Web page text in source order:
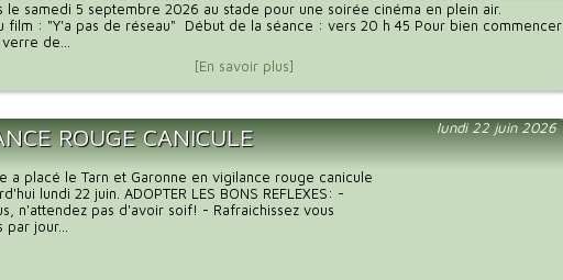
le samedi 5 septembre 2026 au stade pour une soirée cinéma en plein air.
film : "Y'a pas de réseau" Début de la séance : vers 20 h 45 Pour bien commencer
verre de...
[En savoir plus]
lundi 22 juin 2026
ROUGE CANICULE
a placé le Tarn et Garonne en vigilance rouge canicule
lundi 22 juin. ADOPTER LES BONS REFLEXES: -
n'attendez pas d'avoir soif! - Rafraichissez vous
jour...